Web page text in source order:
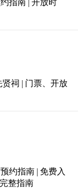
指南 | 开放时
贤祠 | 门票、开放
约指南 | 免费入
整指南